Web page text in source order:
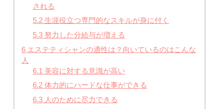
される
5.2生涯役立つ専門的なスキルが身に付く
5.3努力した分給与が増える
6 エステティシャンの適性は？向いているのはこんな
人
6.1 美容に対する意識が高い
6.2体力的にハードな仕事ができる
6.3人のために尽力できる